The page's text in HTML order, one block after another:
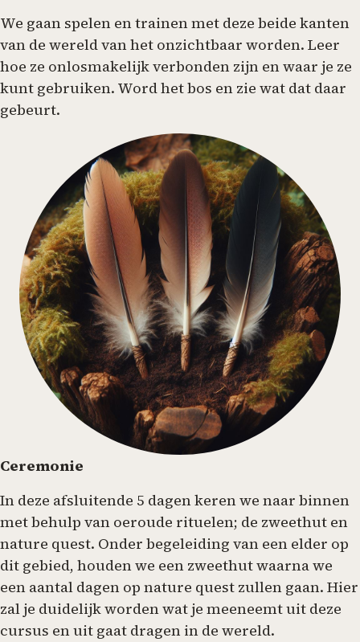
We gaan spelen en trainen met deze beide kanten
van de wereld van het onzichtbaar worden. Leer
hoe ze onlosmakelijk verbonden zijn en waar je ze
kunt gebruiken. Word het bos en zie wat dat daar
gebeurt.
Ceremonie
In deze afsluitende 5 dagen keren we naar binnen
met behulp van oeroude rituelen; de zweethut en
nature quest. Onder begeleiding van een elder op
dit gebied, houden we een zweethut waarna we
een aantal dagen op nature quest zullen gaan. Hier
zal je duidelijk worden wat je meeneemt uit deze
cursus en uit gaat dragen in de wereld.